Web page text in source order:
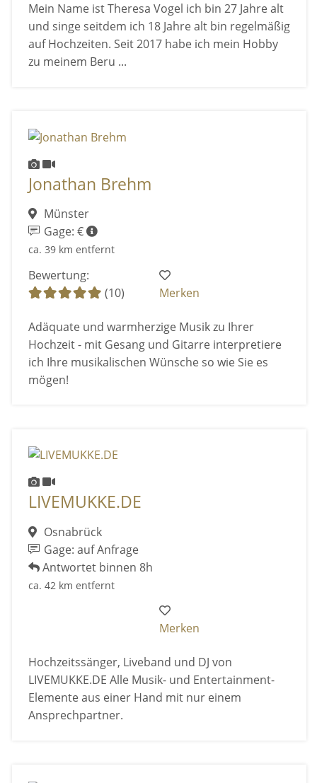
Mein Name ist Theresa Vogel ich bin 27 Jahre alt
und singe seitdem ich 18 Jahre alt bin regelmäßig
auf Hochzeiten. Seit 2017 habe ich mein Hobby
zu meinem Beru ...
Jonathan Brehm
Münster
Gage: €
ca. 39 km entfernt
Bewertung:
(10)
Merken
Adäquate und warmherzige Musik zu Ihrer
Hochzeit - mit Gesang und Gitarre interpretiere
ich Ihre musikalischen Wünsche so wie Sie es
mögen!
LIVEMUKKE.DE
Osnabrück
Gage: auf Anfrage
Antwortet binnen 8h
ca. 42 km entfernt
Merken
Hochzeitssänger, Liveband und DJ von
LIVEMUKKE.DE Alle Musik- und Entertainment-
Elemente aus einer Hand mit nur einem
Ansprechpartner.